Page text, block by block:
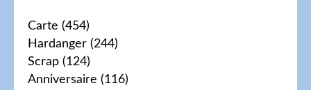
Carte (454)
Hardanger (244)
Scrap (124)
Anniversaire (116)